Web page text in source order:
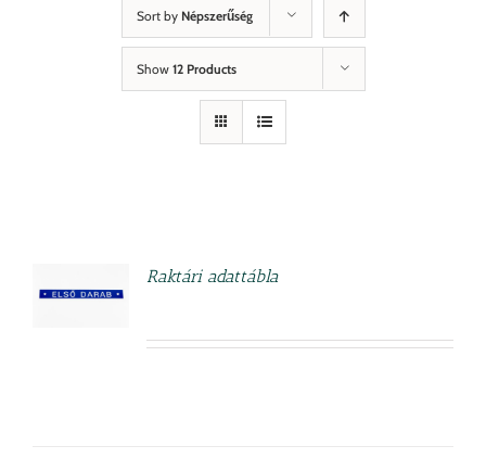
Sort by Népszerűség
Show 12 Products
Raktári adattábla